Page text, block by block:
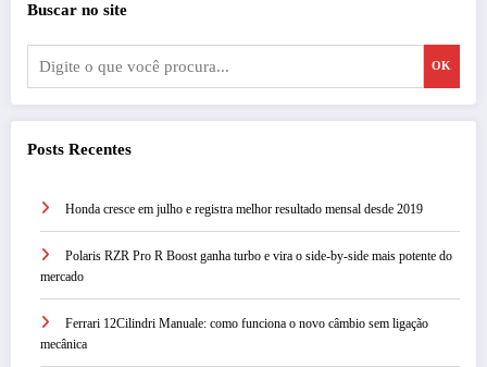
Buscar no site
OK
Posts Recentes
Honda cresce em julho e registra melhor resultado mensal desde 2019
Polaris RZR Pro R Boost ganha turbo e vira o side-by-side mais potente do
mercado
Ferrari 12Cilindri Manuale: como funciona o novo câmbio sem ligação
mecânica